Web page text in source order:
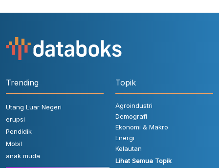
Trending
Utang Luar Negeri
erupsi
Pendidik
Mobil
anak muda
Topik
Agroindustri
Demografi
Ekonomi & Makro
Energi
Kelautan
Lihat Semua Topik